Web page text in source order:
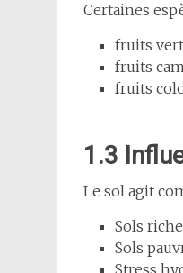
Certaines
fruits
fruits
fruits
1.3
Le sol agit
Sols
Sols